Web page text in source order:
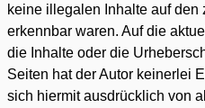
keine illegalen Inhalte auf den
erkennbar waren. Auf die
die Inhalte oder die
Seiten hat der Autor keinerlei
sich hiermit ausdrücklich von